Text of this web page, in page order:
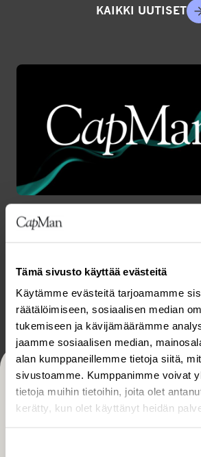
Tämä sivusto käyttää evästeitä
Käytämme evästeitä tarjoamamme
räätälöimiseen, sosiaalisen median
tukemiseen ja kävijämäärämme
jaamme sosiaalisen median,
alan kumppaneillemme tietoja siitä,
sivustoamme. Kumppanimme voivat
tietoja muihin tietoihin, joita olet
kerätty, kun olet käyttänyt heidän
KAIKKI UUTISET
CAPMAN OYJ:N TALOUDELLINEN
RAPORTOINTI JA VARSINAINEN
PÖRSSITIEDOTE
6.8.2026
Tilaa CapManin uutiset,
ajankohtaiset